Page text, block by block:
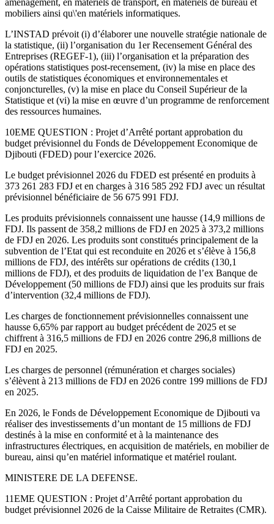
mobiliers ainsi qu\'en matériels informatiques.
L’INSTAD prévoit (i) d’élaborer une nouvelle stratégie nationale de
la statistique, (ii) l’organisation du 1er Recensement Général des
Entreprises (REGEF-1), (iii) l’organisation et la préparation des
opérations statistiques post-recensement, (iv) la mise en place des
outils de statistiques économiques et environnementales et
conjoncturelles, (v) la mise en place du Conseil Supérieur de la
Statistique et (vi) la mise en œuvre d’un programme de renforcement
des ressources humaines.
10EME QUESTION : Projet d’Arrêté portant approbation du
budget prévisionnel du Fonds de Développement Economique de
Djibouti (FDED) pour l’exercice 2026.
Le budget prévisionnel 2026 du FDED est présenté en produits à
373 261 283 FDJ et en charges à 316 585 292 FDJ avec un résultat
prévisionnel bénéficiaire de 56 675 991 FDJ.
Les produits prévisionnels connaissent une hausse (14,9 millions de
FDJ. Ils passent de 358,2 millions de FDJ en 2025 à 373,2 millions
de FDJ en 2026. Les produits sont constitués principalement de la
subvention de l’Etat qui est reconduite en 2026 et s’élève à 156,8
millions de FDJ, des intérêts sur opérations de crédits (130,1
millions de FDJ), et des produits de liquidation de l’ex Banque de
Développement (50 millions de FDJ) ainsi que les produits sur frais
d’intervention (32,4 millions de FDJ).
Les charges de fonctionnement prévisionnelles connaissent une
hausse 6,65% par rapport au budget précédent de 2025 et se
chiffrent à 316,5 millions de FDJ en 2026 contre 296,8 millions de
FDJ en 2025.
Les charges de personnel (rémunération et charges sociales)
s’élèvent à 213 millions de FDJ en 2026 contre 199 millions de FDJ
en 2025.
En 2026, le Fonds de Développement Economique de Djibouti va
réaliser des investissements d’un montant de 15 millions de FDJ
destinés à la mise en conformité et à la maintenance des
infrastructures électriques, en acquisition de matériels, en mobilier de
bureau, ainsi qu’en matériel informatique et matériel roulant.
MINISTERE DE LA DEFENSE.
11EME QUESTION : Projet d’Arrêté portant approbation du
budget prévisionnel 2026 de la Caisse Militaire de Retraites (CMR).